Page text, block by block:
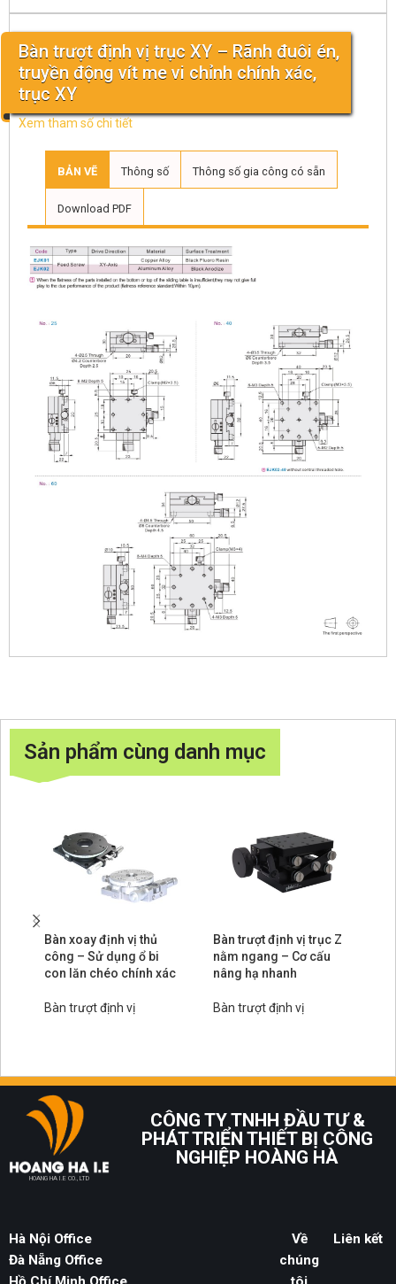
Bàn trượt định vị trục XY – Rãnh đuôi én,
truyền động vít me vi chỉnh chính xác,
trục XY
Xem tham số chi tiết
BẢN VẼ Thông số Thông số gia công có sẵn
Download PDF
Sản phẩm cùng danh mục
Bàn xoay định vị thủ
công – Sử dụng ổ bi
con lăn chéo chính xác
Bàn trượt định vị
Bàn trượt định vị trục Z
nằm ngang – Cơ cấu
nâng hạ nhanh
Bàn trượt định vị
HOANG HA I.E CO., LTD
CÔNG TY TNHH ĐẦU TƯ &
PHÁT TRIỂN THIẾT BỊ CÔNG
NGHIỆP HOÀNG HÀ
Hà Nội Office
Đà Nẵng Office
Về
chúng
Liên kết